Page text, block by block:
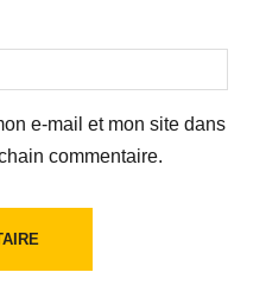
e-mail et mon site dans
commentaire.